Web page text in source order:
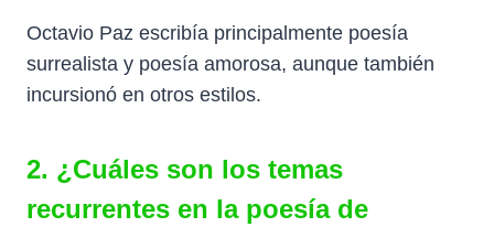
Octavio Paz escribía principalmente poesía
surrealista y poesía amorosa, aunque también
incursionó en otros estilos.
2. ¿Cuáles son los temas
recurrentes en la poesía de